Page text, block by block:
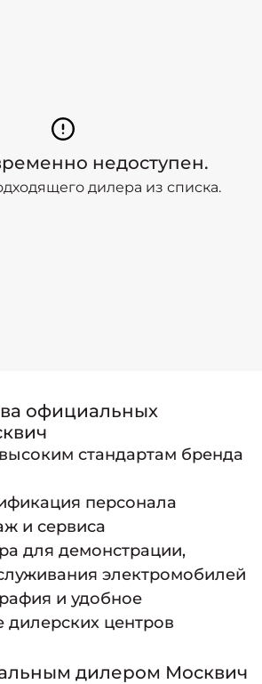
недоступен.
дилера из списка.
официальных
стандартам бренда
персонала
и сервиса
для демонстрации,
электромобилей
и удобное
центров
дилером Москвич